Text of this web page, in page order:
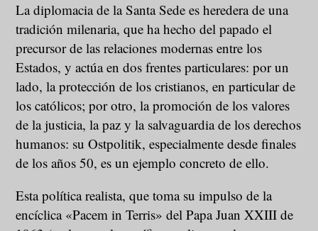
La diplomacia de la Santa Sede es heredera de una
tradición milenaria, que ha hecho del papado el
precursor de las relaciones modernas entre los
Estados, y actúa en dos frentes particulares: por un
lado, la protección de los cristianos, en particular de
los católicos; por otro, la promoción de los valores
de la justicia, la paz y la salvaguardia de los derechos
humanos: su Ostpolitik, especialmente desde finales
de los años 50, es un ejemplo concreto de ello.
Esta política realista, que toma su impulso de la
encíclica «Pacem in Terris» del Papa Juan XXIII de